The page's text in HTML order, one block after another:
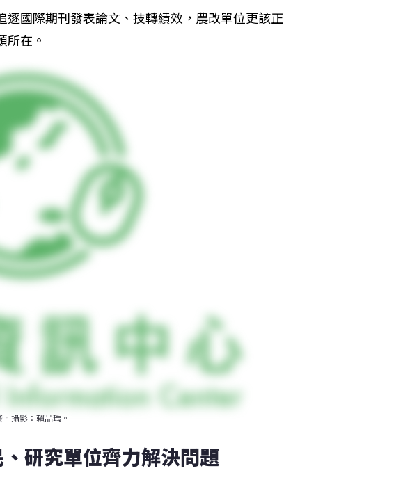
逐國際期刊發表論文、技轉績效，農改單位更該正
所在。
攝影：賴品瑀。
研究單位齊力解決問題